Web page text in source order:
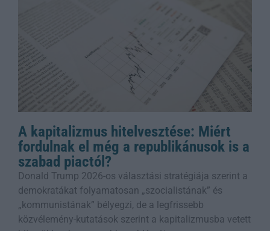
A kapitalizmus hitelvesztése: Miért
fordulnak el még a republikánusok is a
szabad piactól?
Donald Trump 2026-os választási stratégiája szerint a
demokratákat folyamatosan „szocialistának” és
„kommunistának” bélyegzi, de a legfrissebb
közvélemény-kutatások szerint a kapitalizmusba vetett